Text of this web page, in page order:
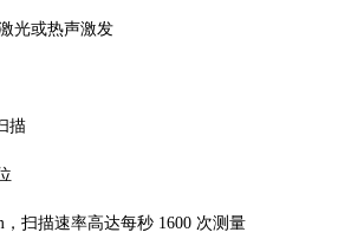
光或热声激发
描
，扫描速率高达每秒 1600 次测量